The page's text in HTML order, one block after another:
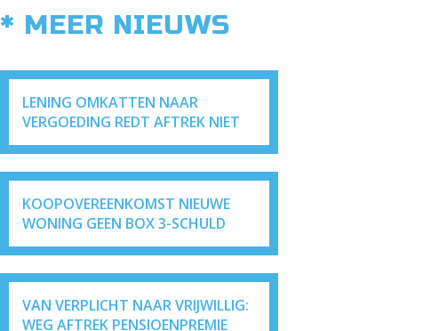
* MEER NIEUWS
LENING OMKATTEN NAAR
VERGOEDING REDT AFTREK NIET
KOOPOVEREENKOMST NIEUWE
WONING GEEN BOX 3-SCHULD
VAN VERPLICHT NAAR VRIJWILLIG:
WEG AFTREK PENSIOENPREMIE